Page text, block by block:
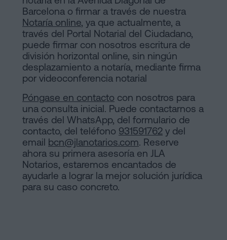
Barcelona o firmar a través de nuestra
Notaría online, ya que actualmente, a
través del Portal Notarial del Ciudadano,
puede firmar con nosotros escritura de
división horizontal online, sin ningún
desplazamiento a notaría, mediante firma
por videoconferencia notarial
Póngase en contacto con nosotros para
una consulta inicial. Puede contactarnos a
través del WhatsApp, del formulario de
contacto, del teléfono 931591762 y del
email bcn@jlanotarios.com. Reserve
ahora su primera asesoría en JLA
Notarios, estaremos encantados de
ayudarle a lograr la mejor solución jurídica
para su caso concreto.